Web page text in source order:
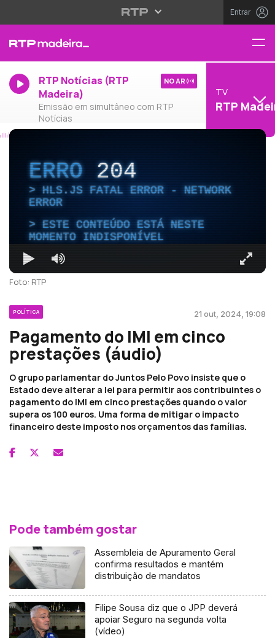
Entrar
RTP Notícias (RTP
Madeira)
Emissão em simultâneo com RTP
Notícias
NO AR
TV
RTP
ERRO204
HLS.JS FATAL ERROR - NETWORK
ERROR
ESTE CONTEÚDO ESTÁ NESTE
MOMENTO INDISPONÍVEL
Foto: RTP
POLÍTICA 21 out, 2024, 19:08
Pagamento do IMI em cinco
prestações (áudio)
O grupo parlamentar do Juntos Pelo Povo insiste que o
Estado deve alterar a lei para permitir aos contribuintes o
pagamento do IMI em cinco prestações quando o valor
supera os 100 euros. Uma forma de mitigar o impacto
financeiro deste imposto nos orçamentos das famílias.
Pode também gostar
Assembleia de Apuramento Geral
confirma resultados e mantém
distribuição de mandatos
Filipe Sousa diz que o JPP deverá
apoiar Seguro na segunda volta
(vídeo)